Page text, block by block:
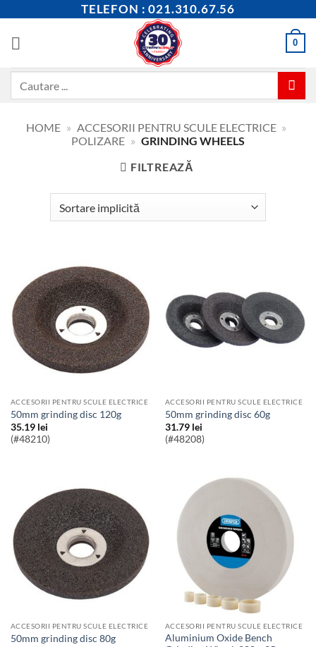
content
TELEFON : 021.310.67.56
0
HOME » ACCESORII PENTRU SCULE ELECTRICE »
POLIZARE » GRINDING WHEELS
FILTREAZĂ
ACCESORII PENTRU SCULE ELECTRICE
50mm grinding disc 120g
35.19 lei
(#48210)
ACCESORII PENTRU SCULE ELECTRICE
50mm grinding disc 60g
31.79 lei
(#48208)
ACCESORII PENTRU SCULE ELECTRICE
50mm grinding disc 80g
ACCESORII PENTRU SCULE ELECTRICE
Aluminium Oxide Bench